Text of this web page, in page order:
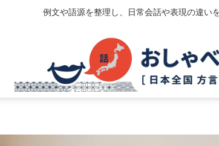
例文や語源を整理し、日常会話や表現の違い